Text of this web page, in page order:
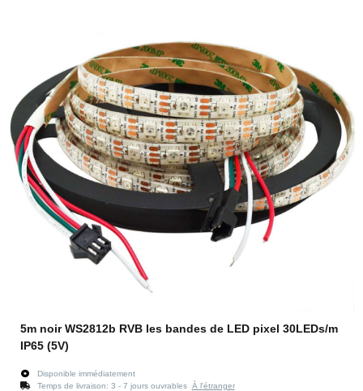
5m noir WS2812b RVB les bandes de LED pixel 30LEDs/m
IP65 (5V)
Disponible immédiatement
Temps de livraison: 3 - 7 jours ouvrables À l'étranger